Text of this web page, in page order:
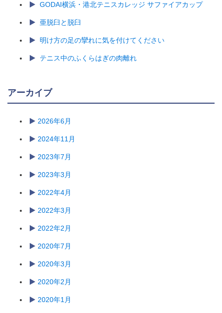
GODAI横浜・港北テニスカレッジ サファイアカップ
亜脱臼と脱臼
明け方の足の攣れに気を付けてください
テニス中のふくらはぎの肉離れ
アーカイブ
2026年6月
2024年11月
2023年7月
2023年3月
2022年4月
2022年3月
2022年2月
2020年7月
2020年3月
2020年2月
2020年1月